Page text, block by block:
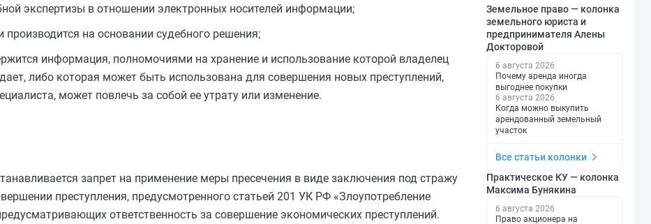
экспертизы в отношении электронных носителей информации;
на основании судебного решения;
информация, полномочиями на хранение и использование которой владелец
либо которая может быть использована для совершения новых преступлений,
может повлечь за собой ее утрату или изменение.
запрет на применение меры пресечения в виде заключения под стражу
преступления, предусмотренного статьей 201 УК РФ «Злоупотребление
ответственность за совершение экономических преступлений.
Земельное право — колонка
земельного юриста и
предпринимателя Алены
Докторовой
6 августа 2026
Почему аренда иногда
выгоднее покупки
6 августа 2026
Когда можно выкупить
арендованный земельный
участок
Все статьи колонки
Практическое КУ — колонка
Максима Бунякина
6 августа 2026
Право акционера на